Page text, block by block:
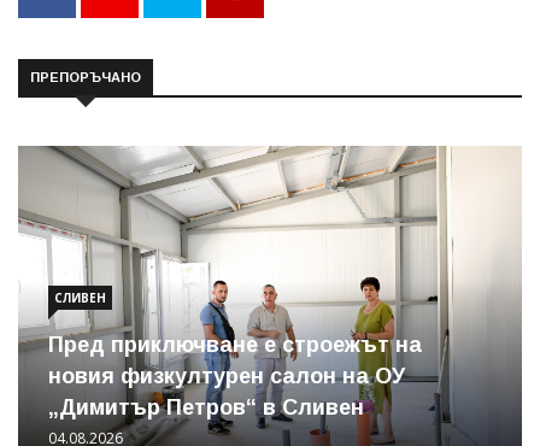
ПРЕПОРЪЧАНО
СЛИВЕН
Пред приключване е строежът на
новия физкултурен салон на ОУ
„Димитър Петров“ в Сливен
04.08.2026